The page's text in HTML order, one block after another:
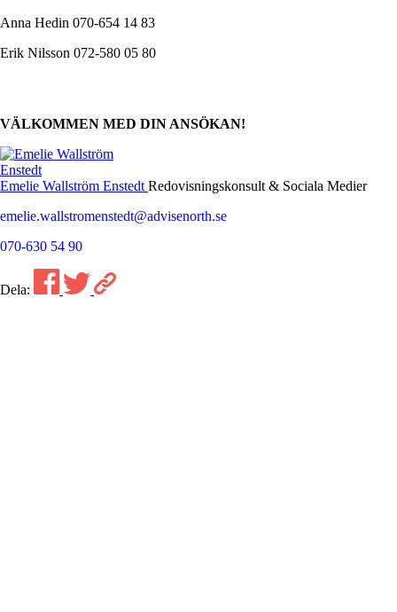
Anna Hedin 070-654 14 83
Erik Nilsson 072-580 05 80
VÄLKOMMEN MED DIN ANSÖKAN!
Emelie Wallström Enstedt Redovisningskonsult & Sociala Medier
emelie.wallstromenstedt@advisenorth.se
070-630 54 90
Dela: